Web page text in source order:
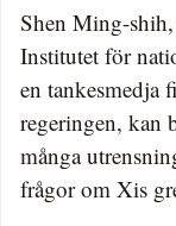
Shen Ming-
Institutet för
en tankesmedja
regeringen, kan
många
frågor om Xis